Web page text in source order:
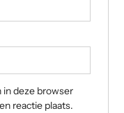
in deze browser
reactie plaats.